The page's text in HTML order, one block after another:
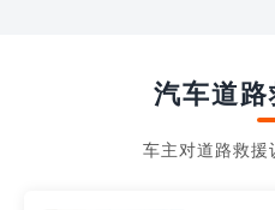
汽车道
车主对道路救援